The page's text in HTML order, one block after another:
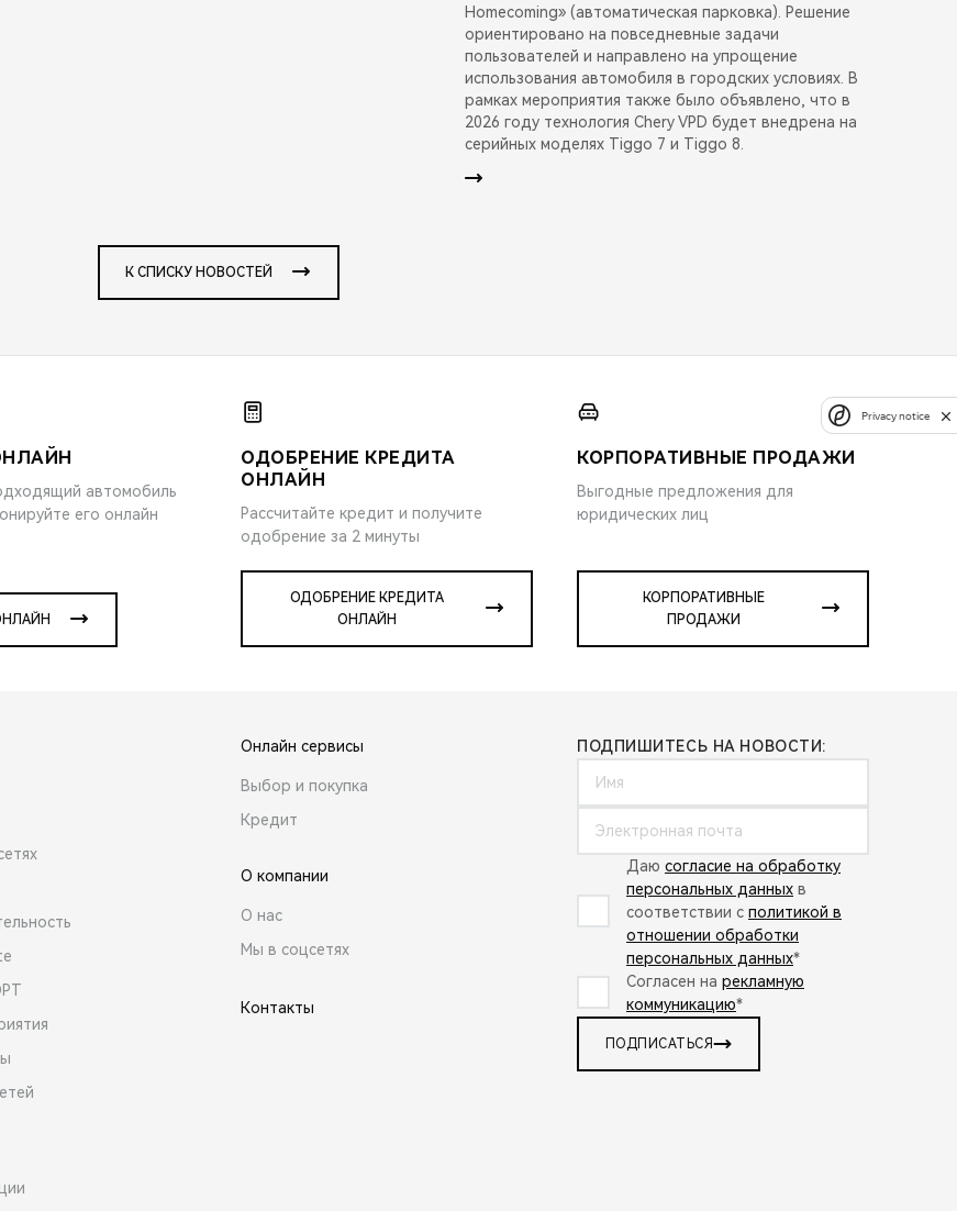
Homecoming» (автоматическая парковка). Решение
ориентировано на повседневные задачи
пользователей и направлено на упрощение
использования автомобиля в городских условиях. В
рамках мероприятия также было объявлено, что в
2026 году технология Chery VPD будет внедрена на
серийных моделях Tiggo 7 и Tiggo 8.
К СПИСКУ НОВОСТЕЙ
автомобиль
его онлайн
ОДОБРЕНИЕ КРЕДИТА
ОНЛАЙН
Рассчитайте кредит и получите
одобрение за 2 минуты
ОДОБРЕНИЕ КРЕДИТА
ОНЛАЙН
КОРПОРАТИВНЫЕ ПРОДАЖИ
Выгодные предложения для
юридических лиц
КОРПОРАТИВНЫЕ
ПРОДАЖИ
Онлайн сервисы
Выбор и покупка
Кредит
О компании
О нас
Мы в соцсетях
Контакты
ПОДПИШИТЕСЬ НА НОВОСТИ:
Даю согласие на обработку
персональных данных в
соответствии с политикой в
отношении обработки
персональных данных*
Согласен на рекламную
коммуникацию*
ПОДПИСАТЬСЯ
Privacy notice